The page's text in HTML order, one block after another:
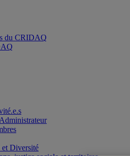
du CRIDAQ
Diversité